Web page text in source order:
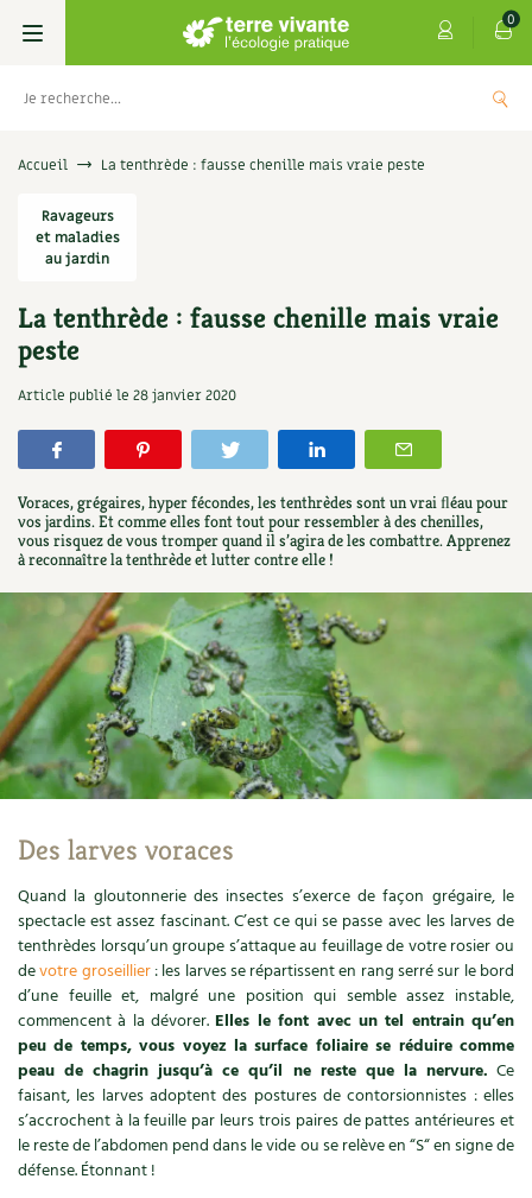
0
Livres
Permaculture, Jardin bio
Potager
Techniques de jardinage
Verger, arbres
Petit élevage
Aménagement jardin
Ornement
Biodiversité
Autonomie, bricolage
Santé, bien-être
Médecine douce
Maison écologique
Enfants
DIY, autonomie
Société, engagement
Cuisine saine
Manger bio
Les 4 saisons
Se réabonner
Offrir un abonnement
Les numéros
4 saisons
Hors-séries
Archives
Soutenez Les 4 Saisons
Graines, semences
Potagères
Aromatiques
Florales
Médicinales
Originales
Kits de jardinage
Outils de jardin
Accessoires de jardin
Jeux
DVD
Nos productions
Agenda, calendrier
Livres
Le magazine Les 4 saisons
Stages
Cartes cadeau
Centre Terre vivante
Découvrir le Centre
Visiter en famille, entre amis
Programme 2026 du Centre Terre vivante
Avec les enfants
Venir en groupe
Scolaires
Séminaires, entreprises, associations, collectivités…
Les espaces de formation
Dormir à Terre vivante
Infos pratiques
Horaires, tarifs, restauration
Accès
Séjourner en Trièves
Nous contacter
Infos & conseils
Jardin bio
Calendrier des travaux du jardin
Carte climatique
Calendrier lunaire
Potager
Verger
Permaculture et syntropie
Cultiver sous serre
Jardiner en ville
Ornement et aménagement du jardin
Bricolages au jardin
Outils et ustensiles du jardin
Parole libre
Édito des4 saisons
Manifeste pour la planète
Champs d’action – le podcast
Table ronde jardinière
En direct !
Débat d’experts
Nouvelles sur le jardin et l’écologie
Prenez-en de la graine !
Les chroniques de Marie
Forums
Accueil La tenthrède : fausse chenille mais vraie peste
Ravageurs
et maladies
au jardin
La tenthrède : fausse chenille mais vraie
peste
Article publié le 28 janvier 2020
Voraces, grégaires, hyper fécondes, les tenthrèdes sont un vrai ﬂéau pour
vos jardins. Et comme elles font tout pour ressembler à des chenilles,
vous risquez de vous tromper quand il s’agira de les combattre. Apprenez
à reconnaître la tenthrède et lutter contre elle !
Des larves voraces
Quand la gloutonnerie des insectes s’exerce de façon grégaire, le
spectacle est assez fascinant. C’est ce qui se passe avec les larves de
tenthrèdes lorsqu’un groupe s’attaque au feuillage de votre rosier ou
devotre groseillier: les larves se répartissent en rang serré sur le bord
d’une feuille et, malgré une position qui semble assez instable,
commencent à la dévorer. Elles le font avec un tel entrain qu’en
peu de temps, vous voyez la surface foliaire se réduire comme
peau de chagrin jusqu’à ce qu’il ne reste que la nervure. Ce
faisant, les larves adoptent des postures de contorsionnistes : elles
s’accrochent à la feuille par leurs trois paires de pattes antérieures et
le reste de l’abdomen pend dans le vide ou se relève en “S“ en signe de
défense. Étonnant !